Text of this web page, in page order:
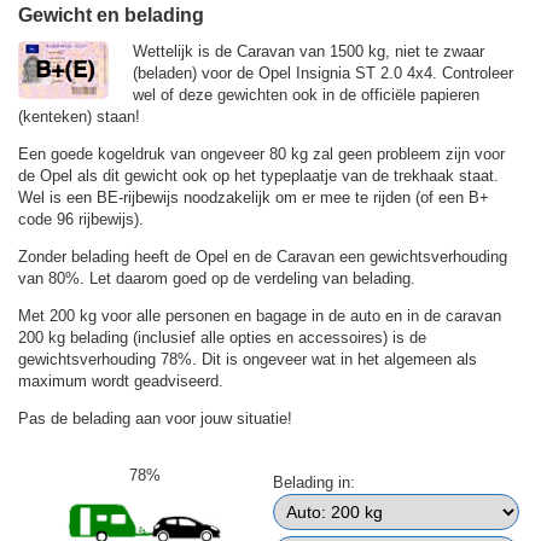
Gewicht en belading
Wettelijk is de Caravan van 1500 kg, niet te zwaar
(beladen) voor de Opel Insignia ST 2.0 4x4. Controleer
wel of deze gewichten ook in de officiële papieren
(kenteken) staan!
Een goede kogeldruk van ongeveer 80 kg zal geen probleem zijn voor
de Opel als dit gewicht ook op het typeplaatje van de trekhaak staat.
Wel is een BE-rijbewijs noodzakelijk om er mee te rijden (of een B+
code 96 rijbewijs).
Zonder belading heeft de Opel en de Caravan een gewichtsverhouding
van 80%. Let daarom goed op de verdeling van belading.
Met 200 kg voor alle personen en bagage in de auto en in de caravan
200 kg belading (inclusief alle opties en accessoires) is de
gewichtsverhouding 78%. Dit is ongeveer wat in het algemeen als
maximum wordt geadviseerd.
Pas de belading aan voor jouw situatie!
78% Belading in: